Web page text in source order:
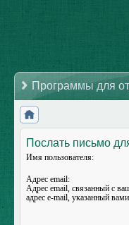
Программы для
Послать письмо
Имя пользователя:
Адрес email:
Адрес email, связанный с
адрес e-mail, указанный